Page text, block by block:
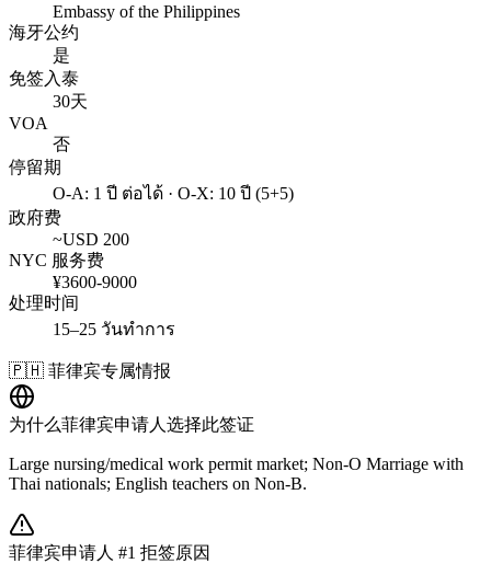
Embassy of the Philippines
海牙公约
是
免签入泰
30天
VOA
否
停留期
O-A: 1 ปี ต่อได้ · O-X: 10 ปี (5+5)
政府费
~USD 200
NYC 服务费
¥3600-9000
处理时间
15–25 วันทำการ
🇵🇭 菲律宾专属情报
为什么菲律宾申请人选择此签证
Large nursing/medical work permit market; Non-O Marriage with
Thai nationals; English teachers on Non-B.
菲律宾申请人 #1 拒签原因